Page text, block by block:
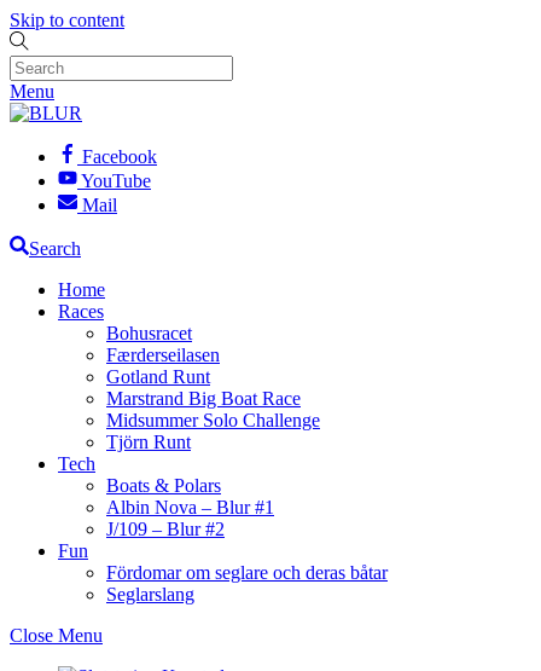
Skip to content
Menu
Facebook
YouTube
Mail
Search
Home
Races
Bohusracet
Færderseilasen
Gotland Runt
Marstrand Big Boat Race
Midsummer Solo Challenge
Tjörn Runt
Tech
Boats & Polars
Albin Nova – Blur #1
J/109 – Blur #2
Fun
Fördomar om seglare och deras båtar
Seglarslang
Close Menu